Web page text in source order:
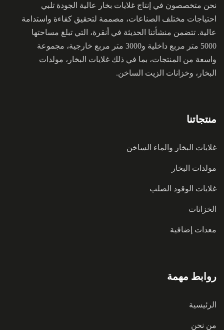
نحن متخصصون في إنتاج غلايات بخار عالية الجودة تلبي
احتياجات مختلف الصناعات، مصممة لتحقيق كفاءة واستدامة
عالية. تتضمن منشأتنا الحديثة في أنقرة، التي تبلغ مساحتها
5000 متر مربع داخلية و3000 متر مربع خارجية، مجموعة
واسعة من المنتجات، بما في ذلك غلايات البخار، مولدات
البخار، وخزانات الزيت الساخن.
منتجاتنا
غلايات البخار والماء الساخن
مولدات البخار
غلايات الوقود الصلب
الخزانات
معدات إضافية
روابط مهمة
الرئيسية
من نحن